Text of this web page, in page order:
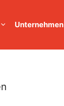
Unternehmen